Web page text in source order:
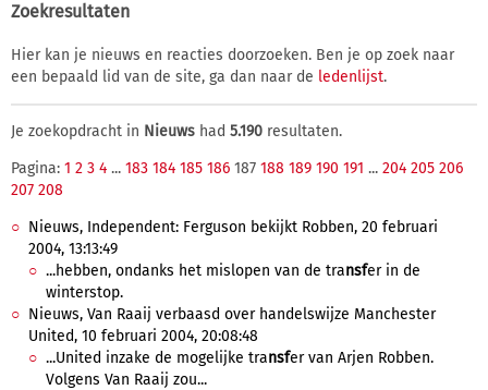
Zoekresultaten
Hier kan je nieuws en reacties doorzoeken. Ben je op zoek naar
een bepaald lid van de site, ga dan naar de ledenlijst.
Je zoekopdracht in Nieuws had 5.190 resultaten.
Pagina: 1 2 3 4 ... 183 184 185 186 187 188 189 190 191 ... 204 205 206
207 208
Nieuws, Independent: Ferguson bekijkt Robben, 20 februari
2004, 13:13:49
...hebben, ondanks het mislopen van de transfer in de
winterstop.
Nieuws, Van Raaij verbaasd over handelswijze Manchester
United, 10 februari 2004, 20:08:48
...United inzake de mogelijke transfer van Arjen Robben.
Volgens Van Raaij zou...